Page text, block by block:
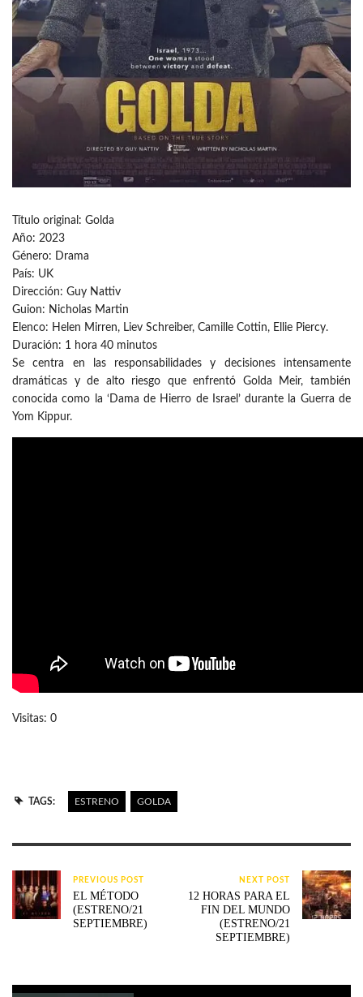
Título original: Golda
Año: 2023
Género: Drama
País: UK
Dirección: Guy Nattiv
Guion: Nicholas Martin
Elenco: Helen Mirren, Liev Schreiber, Camille Cottin, Ellie Piercy.
Duración: 1 hora 40 minutos
Se centra en las responsabilidades y decisiones intensamente
dramáticas y de alto riesgo que enfrentó Golda Meir, también
conocida como la ‘Dama de Hierro de Israel’ durante la Guerra de
Yom Kippur.
Visitas: 0
TAGS: ESTRENO GOLDA
PREVIOUS POST
EL MÉTODO
(ESTRENO/21
SEPTIEMBRE)
NEXT POST
12 HORAS PARA EL
FIN DEL MUNDO
(ESTRENO/21
SEPTIEMBRE)